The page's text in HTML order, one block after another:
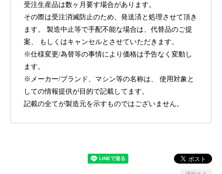
受注生産品は数ヶ月要す場合があります。
その際は受注消滅防止のため、発送済と処理させて頂き
ます。 製造中止等で手配不能な場合は、代替品のご提
案、 もしくはキャンセルとさせていただきます。
※仕様変更/為替等の事情により価格は予告なく変動し
ます。
※メーカー/ブランド、マシン等の名称は、 使用対象と
しての情報提供が目的で記載してます。
記載の全てが製造元を示すものではございません。